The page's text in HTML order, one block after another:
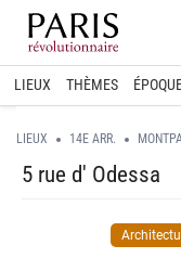
Home
LIEUX THÈMES
LIEUX 14E ARR.
5 rue d' Odessa